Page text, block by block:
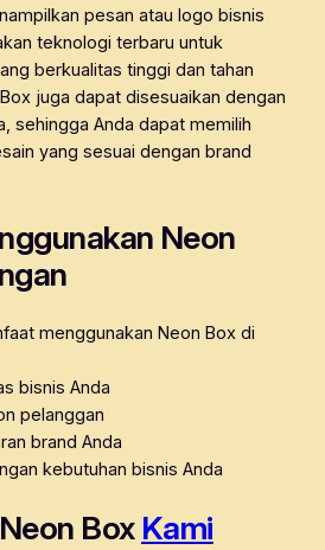
pesan atau logo bisnis
teknologi terbaru untuk
berkualitas tinggi dan tahan
juga dapat disesuaikan dengan
sehingga Anda dapat memilih
yang sesuai dengan brand
Neon
menggunakan Neon Box di
bisnis Anda
pelanggan
brand Anda
kebutuhan bisnis Anda
Box Kami